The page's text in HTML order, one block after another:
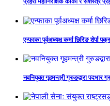
एन्फाका पूर्वअध्यक्ष कर्मा छिरिङ शेर्पा
नवनियुक्त गृहमन्त्री गुरुङद्वारा पदभार